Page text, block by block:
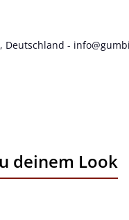
Deutschland -
deinem Look